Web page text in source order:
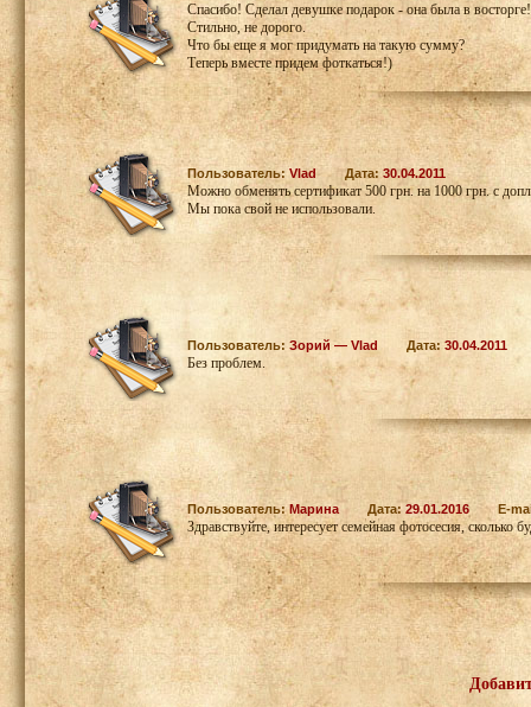
Спасибо! Сделал девушке подарок - она была в восторге!
Стильно, не дорого.
Что бы еще я мог придумать на такую сумму?
Теперь вместе придем фоткаться!)
Пользователь: Vlad Дата: 30.04.2011
Можно обменять сертификат 500 грн. на 1000 грн. с
Мы пока свой не использовали.
Пользователь: Зорий — Vlad Дата: 30.04.2011
Без проблем.
Пользователь:Марина Дата: 29.01.2016 E-
Здравствуйте, интересует семейная фотосесия, сколько